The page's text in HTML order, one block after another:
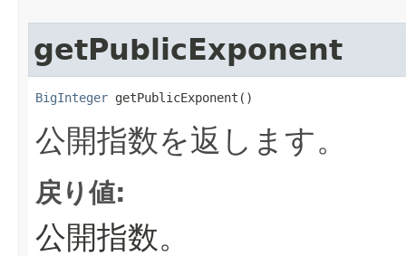
getPublicExponent
BigInteger getPublicExponent()
公開指数を返します。
戻り値:
公開指数。